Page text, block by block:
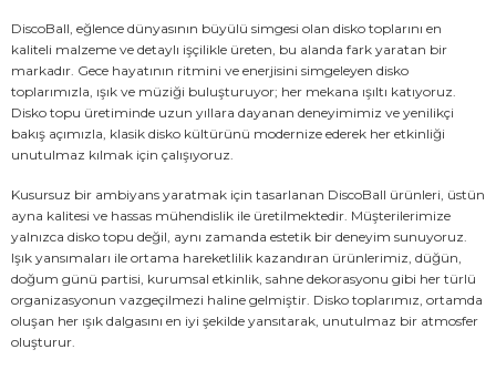
DiscoBall, eğlence dünyasının büyülü simgesi olan disko toplarını en
kaliteli malzeme ve detaylı işçilikle üreten, bu alanda fark yaratan bir
markadır. Gece hayatının ritmini ve enerjisini simgeleyen disko
toplarımızla, ışık ve müziği buluşturuyor; her mekana ışıltı katıyoruz.
Disko topu üretiminde uzun yıllara dayanan deneyimimiz ve yenilikçi
bakış açımızla, klasik disko kültürünü modernize ederek her etkinliği
unutulmaz kılmak için çalışıyoruz.
Kusursuz bir ambiyans yaratmak için tasarlanan DiscoBall ürünleri, üstün
ayna kalitesi ve hassas mühendislik ile üretilmektedir. Müşterilerimize
yalnızca disko topu değil, aynı zamanda estetik bir deneyim sunuyoruz.
Işık yansımaları ile ortama hareketlilik kazandıran ürünlerimiz, düğün,
doğum günü partisi, kurumsal etkinlik, sahne dekorasyonu gibi her türlü
organizasyonun vazgeçilmezi haline gelmiştir. Disko toplarımız, ortamda
oluşan her ışık dalgasını en iyi şekilde yansıtarak, unutulmaz bir atmosfer
oluşturur.